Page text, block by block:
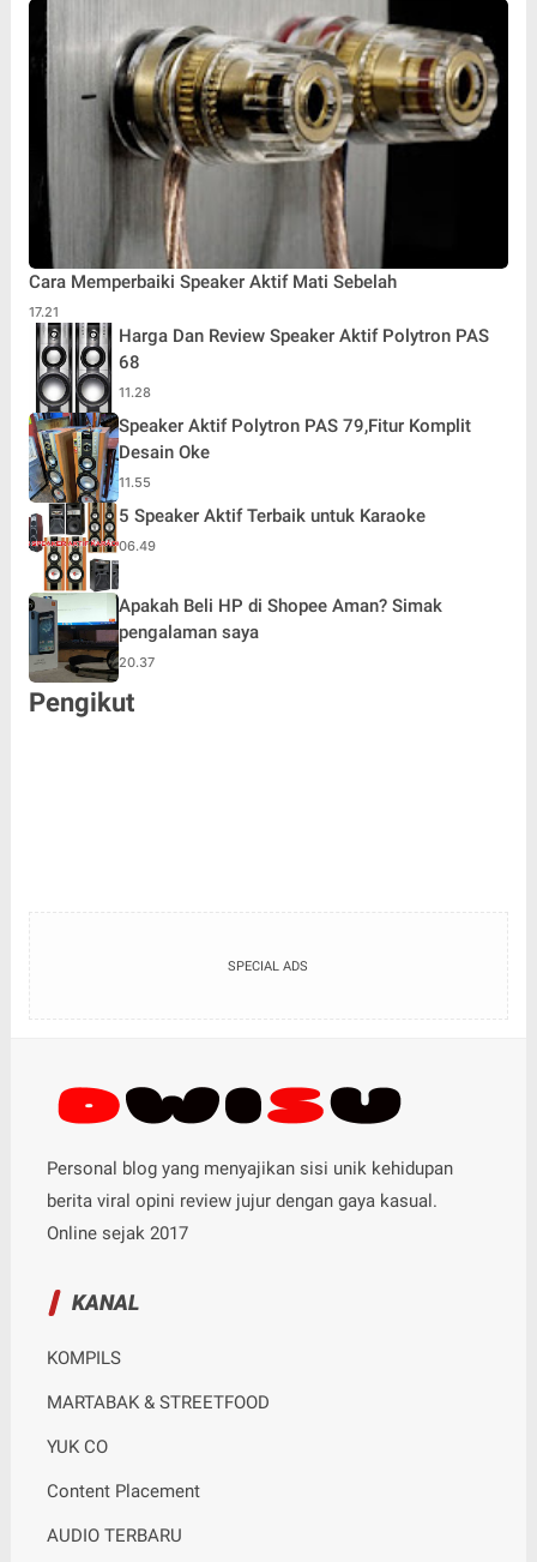
Cara Memperbaiki Speaker Aktif Mati Sebelah
17.21
Harga Dan Review Speaker Aktif Polytron PAS
68
11.28
Speaker Aktif Polytron PAS 79,Fitur Komplit
Desain Oke
11.55
5 Speaker Aktif Terbaik untuk Karaoke
06.49
Apakah Beli HP di Shopee Aman? Simak
pengalaman saya
20.37
Pengikut
SPECIAL ADS
Personal blog yang menyajikan sisi unik kehidupan
berita viral opini review jujur dengan gaya kasual.
Online sejak 2017
KANAL
KOMPILS
MARTABAK & STREETFOOD
YUK CO
Content Placement
AUDIO TERBARU